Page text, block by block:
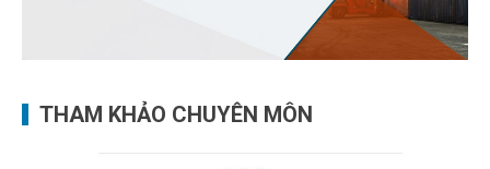
THAM KHẢO CHUYÊN MÔN